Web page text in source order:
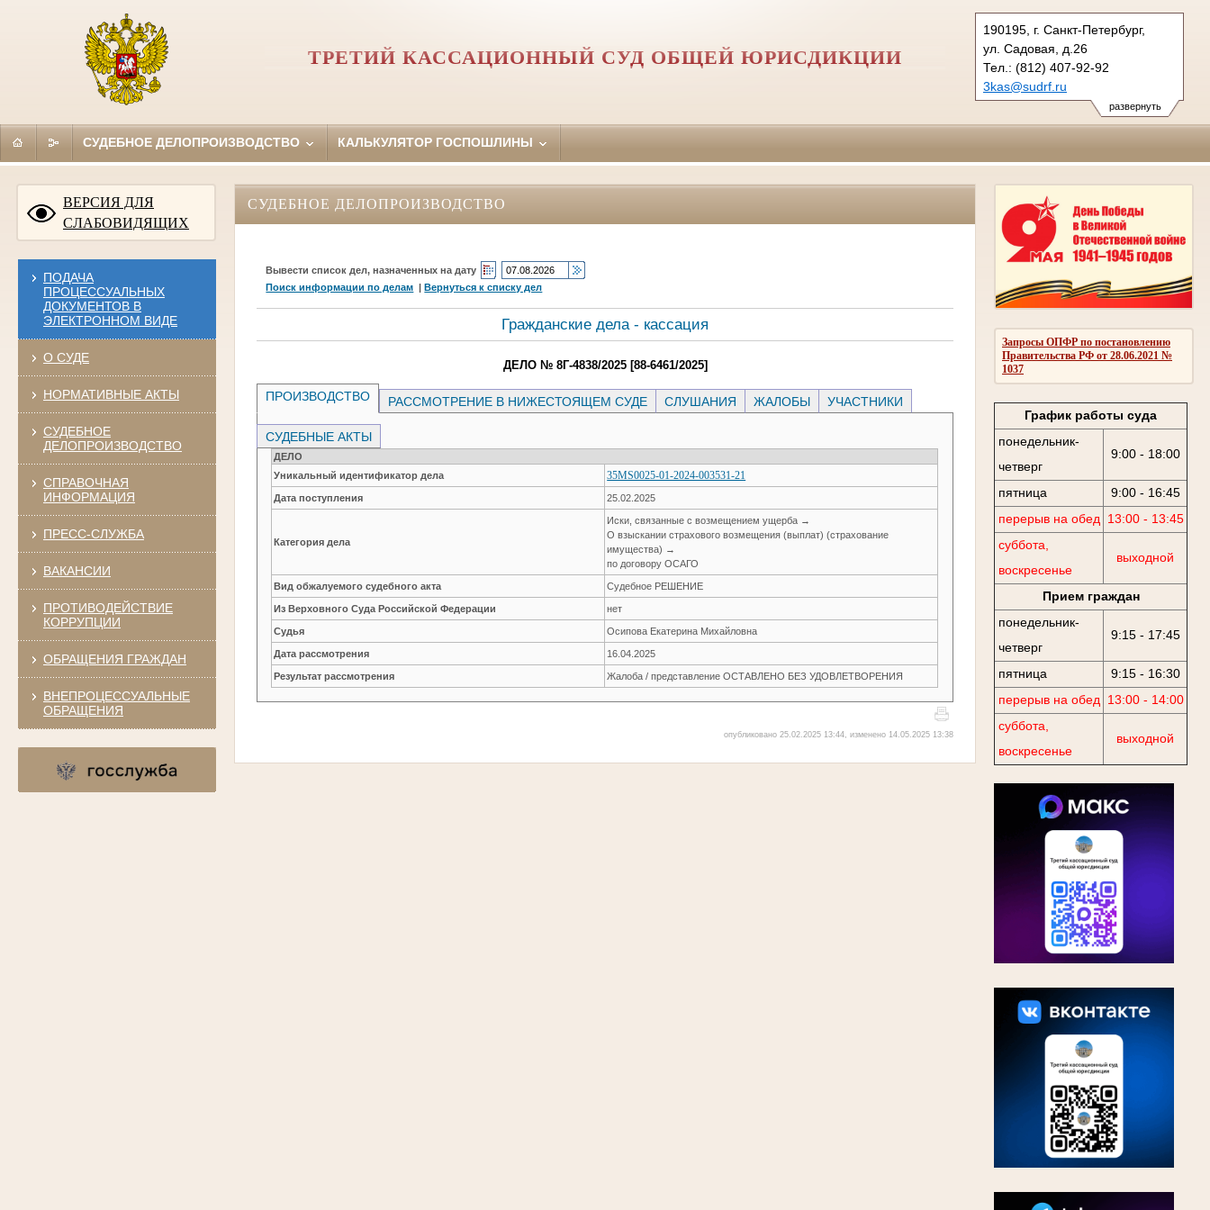
развернуть
190195, г. Санкт-Петербург,
ул. Садовая, д.26
Тел.: (812) 407-92-92
3kas@sudrf.ru
ТРЕТИЙ КАССАЦИОННЫЙ СУД ОБЩЕЙ ЮРИСДИКЦИИ
СУДЕБНОЕ ДЕЛОПРОИЗВОДСТВО КАЛЬКУЛЯТОР ГОСПОШЛИНЫ
ВЕРСИЯ ДЛЯ
СЛАБОВИДЯЩИХ
ПОДАЧА
ПРОЦЕССУАЛЬНЫХ
ДОКУМЕНТОВ В
ЭЛЕКТРОННОМ ВИДЕ
О СУДЕ
НОРМАТИВНЫЕ АКТЫ
СУДЕБНОЕ
ДЕЛОПРОИЗВОДСТВО
СПРАВОЧНАЯ
ИНФОРМАЦИЯ
ПРЕСС-СЛУЖБА
ВАКАНСИИ
ПРОТИВОДЕЙСТВИЕ
КОРРУПЦИИ
ОБРАЩЕНИЯ ГРАЖДАН
ВНЕПРОЦЕССУАЛЬНЫЕ
ОБРАЩЕНИЯ
Запросы ОПФР по постановлению
Правительства РФ от 28.06.2021 №
1037
График работы суда
понедельник-
четверг
9:00 - 18:00
пятница
9:00 - 16:45
перерыв на обед 13:00 - 13:45
суббота,
воскресенье
выходной
Прием граждан
понедельник-
четверг
9:15 - 17:45
пятница
9:15 - 16:30
перерыв на обед 13:00 - 14:00
суббота,
воскресенье
выходной
СУДЕБНОЕ ДЕЛОПРОИЗВОДСТВО
Вывести список дел, назначенных на дату
Поиск информации по делам |Вернуться к списку дел
Гражданские дела - кассация
ДЕЛО № 8Г-4838/2025 [88-6461/2025]
ПРОИЗВОДСТВО РАССМОТРЕНИЕ В НИЖЕСТОЯЩЕМ СУДЕ СЛУШАНИЯ ЖАЛОБЫ УЧАСТНИКИ
СУДЕБНЫЕ АКТЫ
ДЕЛО
Уникальный идентификатор дела
35MS0025-01-2024-003531-21
Дата поступления 25.02.2025
Категория дела
Иски, связанные с возмещением ущерба →
О взыскании страхового возмещения (выплат) (страхование
имущества) →
по договору ОСАГО
Вид обжалуемого судебного акта Судебное РЕШЕНИЕ
Из Верховного Суда Российской Федерации нет
Судья Осипова Екатерина Михайловна
Дата рассмотрения 16.04.2025
Результат рассмотрения Жалоба / представление ОСТАВЛЕНО БЕЗ УДОВЛЕТВОРЕНИЯ
опубликовано 25.02.2025 13:44, изменено 14.05.2025 13:38